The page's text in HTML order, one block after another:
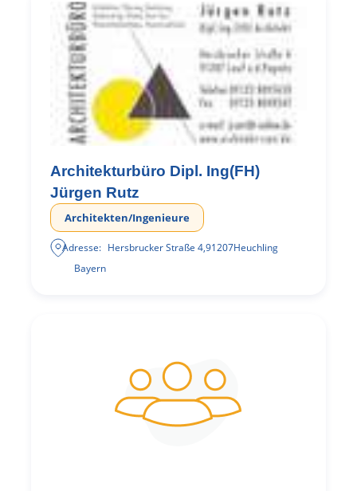
Architekturbüro Dipl. Ing(FH)
Jürgen Rutz
Architekten/Ingenieure
Adresse: Hersbrucker Straße 4,91207Heuchling
Bayern